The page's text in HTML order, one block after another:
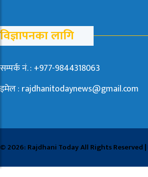
विज्ञापनका लागि
सम्पर्क नं. : +977-9844318063
इमेल : rajdhanitodaynews@gmail.com
© 2026: Rajdhani Today All Rights Reserved |